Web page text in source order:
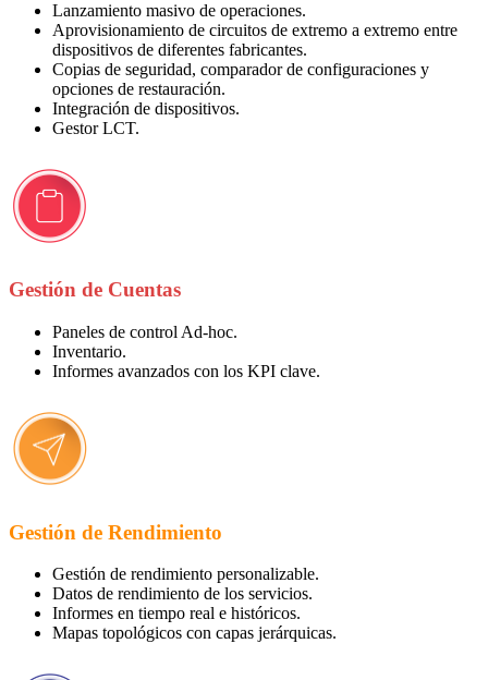
Lanzamiento masivo de operaciones.
Aprovisionamiento de circuitos de extremo a extremo entre
dispositivos de diferentes fabricantes.
Copias de seguridad, comparador de configuraciones y
opciones de restauración.
Integración de dispositivos.
Gestor LCT.
Gestión de Cuentas
Paneles de control Ad-hoc.
Inventario.
Informes avanzados con los KPI clave.
Gestión de Rendimiento
Gestión de rendimiento personalizable.
Datos de rendimiento de los servicios.
Informes en tiempo real e históricos.
Mapas topológicos con capas jerárquicas.